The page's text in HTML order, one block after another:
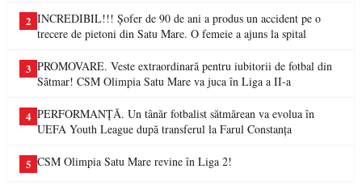
2 INCREDIBIL!!! Șofer de 90 de ani a produs un accident pe o
trecere de pietoni din Satu Mare. O femeie a ajuns la spital
3 PROMOVARE. Veste extraordinară pentru iubitorii de fotbal din
Sătmar! CSM Olimpia Satu Mare va juca în Liga a II-a
4 PERFORMANȚĂ. Un tânăr fotbalist sătmărean va evolua în
UEFA Youth League după transferul la Farul Constanța
5 CSM Olimpia Satu Mare revine în Liga 2!